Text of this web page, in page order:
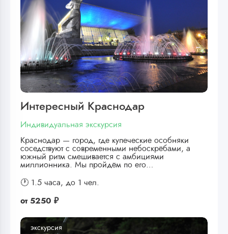
Интересный Краснодар
Индивидуальная экскурсия
Краснодар — город, где купеческие особняки
соседствуют с современными небоскрёбами, а
южный ритм смешивается с амбициями
миллионника. Мы пройдём по его…
🕐 1.5 часа, до 1 чел.
от 5250 ₽
экскурсия